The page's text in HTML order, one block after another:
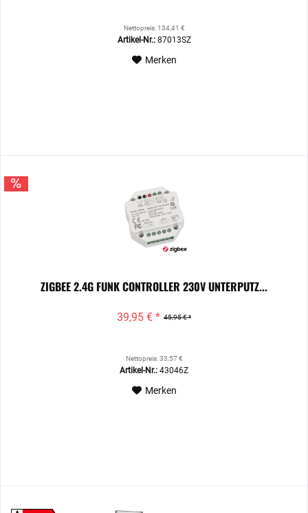
Nettopreis: 134,41 €
Artikel-Nr.:87013SZ
Merken
ZIGBEE 2.4G FUNK CONTROLLER 230V UNTERPUTZ...
45,95 € *
39,95 € *
Nettopreis: 33,57 €
Artikel-Nr.: 43046Z
Merken